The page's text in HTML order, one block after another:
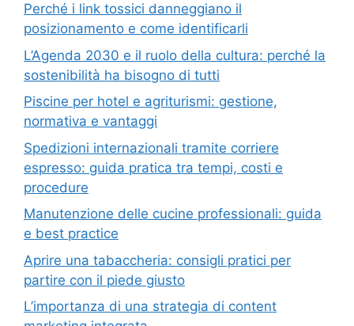
Perché i link tossici danneggiano il
posizionamento e come identificarli
L’Agenda 2030 e il ruolo della cultura: perché la
sostenibilità ha bisogno di tutti
Piscine per hotel e agriturismi: gestione,
normativa e vantaggi
Spedizioni internazionali tramite corriere
espresso: guida pratica tra tempi, costi e
procedure
Manutenzione delle cucine professionali: guida
e best practice
Aprire una tabaccheria: consigli pratici per
partire con il piede giusto
L’importanza di una strategia di content